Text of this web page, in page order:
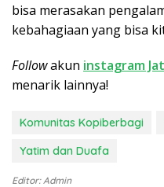
bisa merasakan
kebahagiaan yang bisa
Followakun instagram
menarik lainnya!
Komunitas Kopiberbagi
Yatim dan Duafa
Editor: Admin